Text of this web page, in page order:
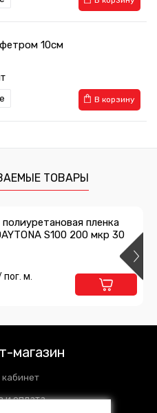
10см
В корзину
Предзаказ
Предзаказ
ТОВАРЫ
пленка
S100 200 мкр 30
пог. м.
магазин
и оплата